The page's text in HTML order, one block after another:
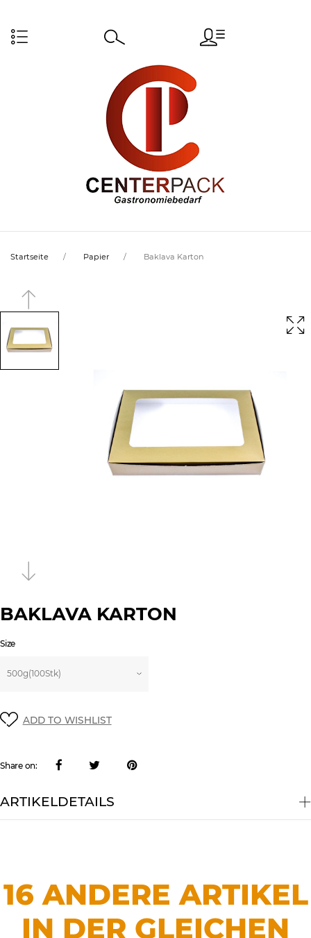
Startseite Papier Baklava Karton
BAKLAVA KARTON
Size
ADD TO WISHLIST
Share on:
ARTIKELDETAILS
16 ANDERE ARTIKEL
IN DER GLEICHEN